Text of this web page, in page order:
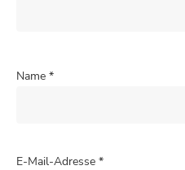
Name *
E-Mail-Adresse *